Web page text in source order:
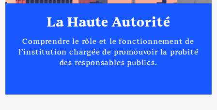
La Haute Autorité
Comprendre le rôle et le fonctionnement de
l’institution chargée de promouvoir la probité
des responsables publics.